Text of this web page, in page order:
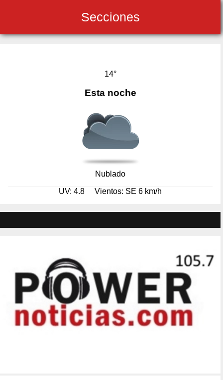
Secciones
14°
Esta noche
Nublado
UV: 4.8 Vientos: SE 6 km/h